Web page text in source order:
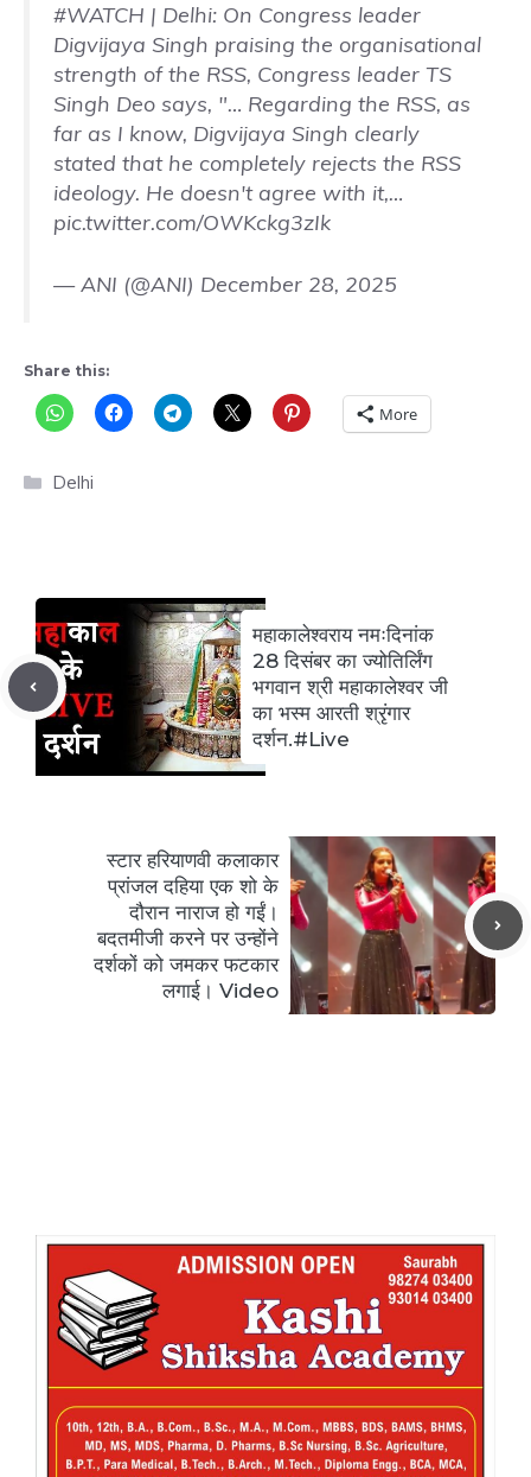
#WATCH | Delhi: On Congress leader
Digvijaya Singh praising the organisational
strength of the RSS, Congress leader TS
Singh Deo says, "… Regarding the RSS, as
far as I know, Digvijaya Singh clearly
stated that he completely rejects the RSS
ideology. He doesn't agree with it,…
pic.twitter.com/OWKckg3zIk
— ANI (@ANI) December 28, 2025
Share this:
More
Categories
Delhi
महाकालेश्वराय नमःदिनांक
28 दिसंबर का ज्योतिर्लिंग
भगवान श्री महाकालेश्वर जी
का भस्म आरती श्रृंगार
दर्शन.#Live
स्टार हरियाणवी कलाकार
प्रांजल दहिया एक शो के
दौरान नाराज हो गईं।
बदतमीजी करने पर उन्होंने
दर्शकों को जमकर फटकार
लगाई। Video